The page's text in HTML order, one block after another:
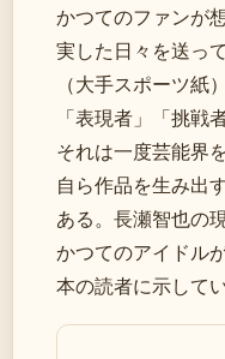
かつてのファンが
実した日々を送っ
（大手スポーツ
「表現者」「挑戦
それは一度芸能界
自ら作品を生み出
ある。長瀬智也の
かつてのアイドル
本の読者に示してい